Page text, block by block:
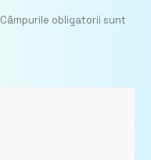
Câmpurile obligatorii sunt